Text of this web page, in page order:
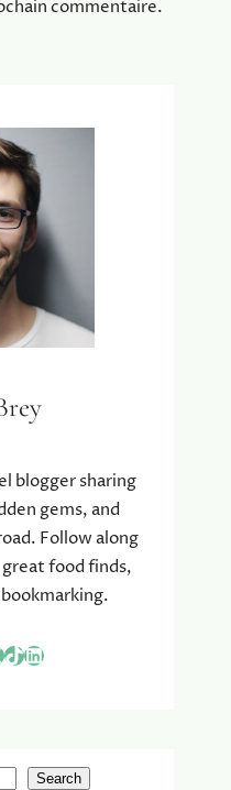
commentaire.
blogger sharing
gems, and
Follow along
food finds,
TikTok LinkedIn
Search